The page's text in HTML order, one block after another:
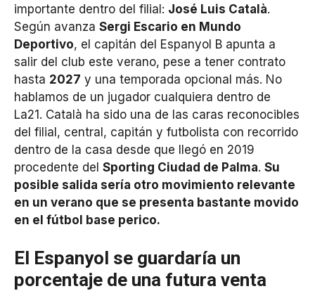
importante dentro del filial: José Luis Català.
Según avanza Sergi Escario en Mundo
Deportivo, el capitán del Espanyol B apunta a
salir del club este verano, pese a tener contrato
hasta 2027 y una temporada opcional más. No
hablamos de un jugador cualquiera dentro de
La21. Català ha sido una de las caras reconocibles
del filial, central, capitán y futbolista con recorrido
dentro de la casa desde que llegó en 2019
procedente del Sporting Ciudad de Palma. Su
posible salida sería otro movimiento relevante
en un verano que se presenta bastante movido
en el fútbol base perico.
El Espanyol se guardaría un
porcentaje de una futura venta